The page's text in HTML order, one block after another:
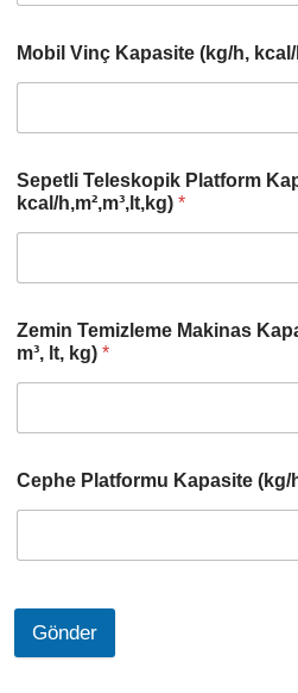
Mobil Vinç Kapasite (kg/h, kcal/
Sepetli Teleskopik Platform
kcal/h,m²,m³,lt,kg) *
Zemin Temizleme Makinas
m³, lt, kg) *
Cephe Platformu Kapasite (kg/
Gönder